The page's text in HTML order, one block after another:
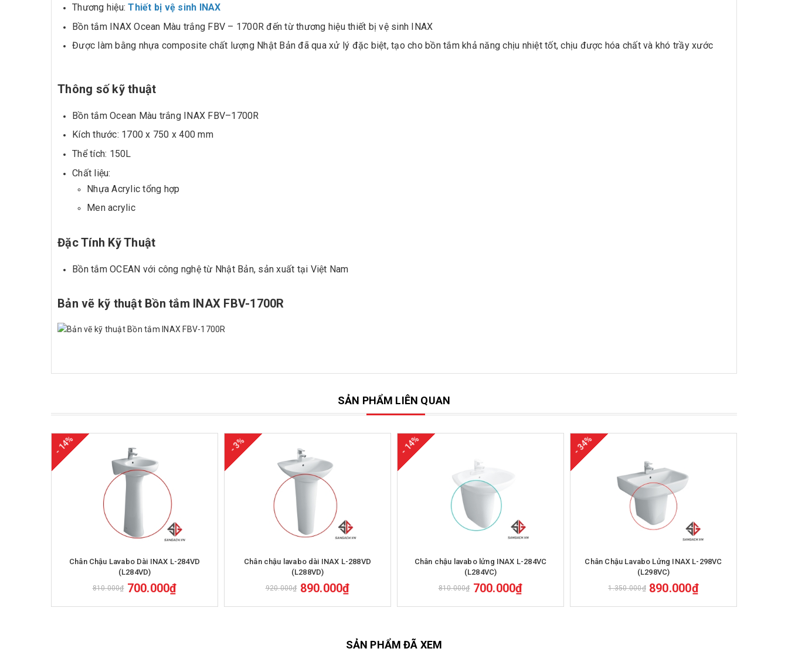
Thương hiệu:Thiết bị vệ sinh INAX
Bồn tắm INAX Ocean Màu trắng FBV – 1700R đến từ thương hiệu thiết bị vệ sinh INAX
Được làm bằng nhựa composite chất lượng Nhật Bản đã qua xử lý đặc biệt, tạo cho bồn tắm khả năng chịu nhiệt tốt, chịu được hóa chất và khó trầy xước
Thông số kỹ thuật
Bồn tắm Ocean Màu trắng INAX FBV–1700R
Kích thước: 1700 x 750 x 400 mm
Thể tích: 150L
Chất liệu:
Nhựa Acrylic tổng hợp
Men acrylic
Đặc Tính Kỹ Thuật
Bồn tắm OCEAN với công nghệ từ Nhật Bản, sản xuất tại Việt Nam
Bản vẽ kỹ thuật Bồn tắm INAX FBV-1700R
SẢN PHẨM LIÊN QUAN
- 14%
Chân Chậu Lavabo Dài INAX L-284VD
(L284VD)
810.000₫ 700.000₫
- 3%
Chân chậu lavabo dài INAX L-288VD
(L288VD)
920.000₫ 890.000₫
- 14%
Chân chậu lavabo lửng INAX L-284VC
(L284VC)
810.000₫ 700.000₫
- 34%
Chân Chậu Lavabo Lửng INAX L-298VC
(L298VC)
1.350.000₫ 890.000₫
SẢN PHẨM ĐÃ XEM